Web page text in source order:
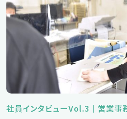
社員インタビューVol.3｜営業事